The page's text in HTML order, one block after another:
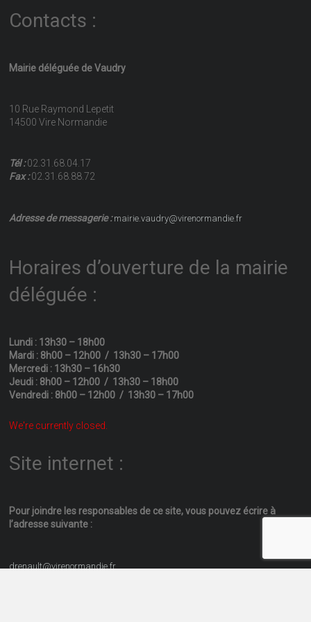
Contacts :
Mairie déléguée de Vaudry
10 Rue Raymond Lepetit
14500 Vire Normandie
Tél :02.31.68.04.17
Fax :02.31.68.88.72
Adresse de messagerie :mairie.vaudry@virenormandie.fr
Horaires d’ouverture de la mairie
déléguée :
Lundi : 13h30 – 18h00
Mardi : 8h00 – 12h00 / 13h30 – 17h00
Mercredi : 13h30 – 16h30
Jeudi : 8h00 – 12h00 / 13h30 – 18h00
Vendredi : 8h00 – 12h00 / 13h30 – 17h00
We're currently closed.
Site internet :
Pour joindre les responsables de ce site, vous pouvez écrire à
l’adresse suivante :
drenault@virenormandie.fr